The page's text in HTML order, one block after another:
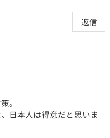
返信
。
日本人は得意だと思いま